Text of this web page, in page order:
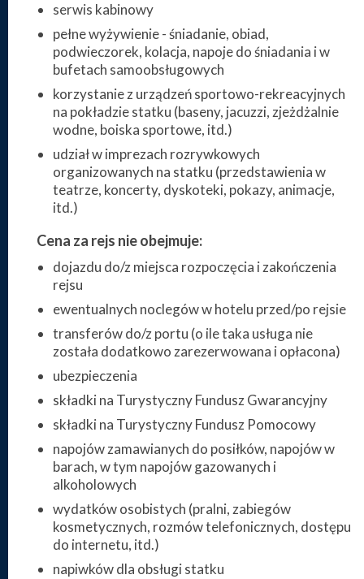
serwis kabinowy
pełne wyżywienie - śniadanie, obiad,
podwieczorek, kolacja, napoje do śniadania i w
bufetach samoobsługowych
korzystanie z urządzeń sportowo-rekreacyjnych
na pokładzie statku (baseny, jacuzzi, zjeżdżalnie
wodne, boiska sportowe, itd.)
udział w imprezach rozrywkowych
organizowanych na statku (przedstawienia w
teatrze, koncerty, dyskoteki, pokazy, animacje,
itd.)
Cena za rejs nie obejmuje:
dojazdu do/z miejsca rozpoczęcia i zakończenia
rejsu
ewentualnych noclegów w hotelu przed/po rejsie
transferów do/z portu (o ile taka usługa nie
została dodatkowo zarezerwowana i opłacona)
ubezpieczenia
składki na Turystyczny Fundusz Gwarancyjny
składki na Turystyczny Fundusz Pomocowy
napojów zamawianych do posiłków, napojów w
barach, w tym napojów gazowanych i
alkoholowych
wydatków osobistych (pralni, zabiegów
kosmetycznych, rozmów telefonicznych, dostępu
do internetu, itd.)
napiwków dla obsługi statku